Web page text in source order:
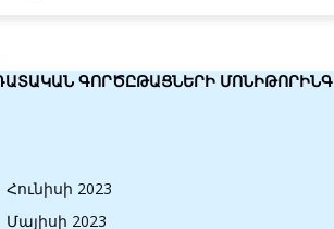
ԳՈՐԾԸԹԱՑՆԵՐԻ ՄՈՆԻԹՈՐԻՆԳ
Հունիսի 2023
Մայիսի 2023